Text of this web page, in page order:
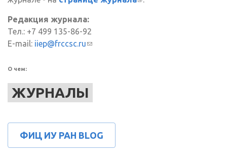
Редакция журнала:
Тел.: +7 499 135-86-92
E-mail: iiep@frccsc.ru(ссылка для отправки email)
О чем:
ЖУРНАЛЫ
ФИЦ ИУ РАН BLOG